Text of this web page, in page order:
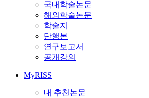
국내학술논문
해외학술논문
학술지
단행본
연구보고서
공개강의
MyRISS
내 추천논문